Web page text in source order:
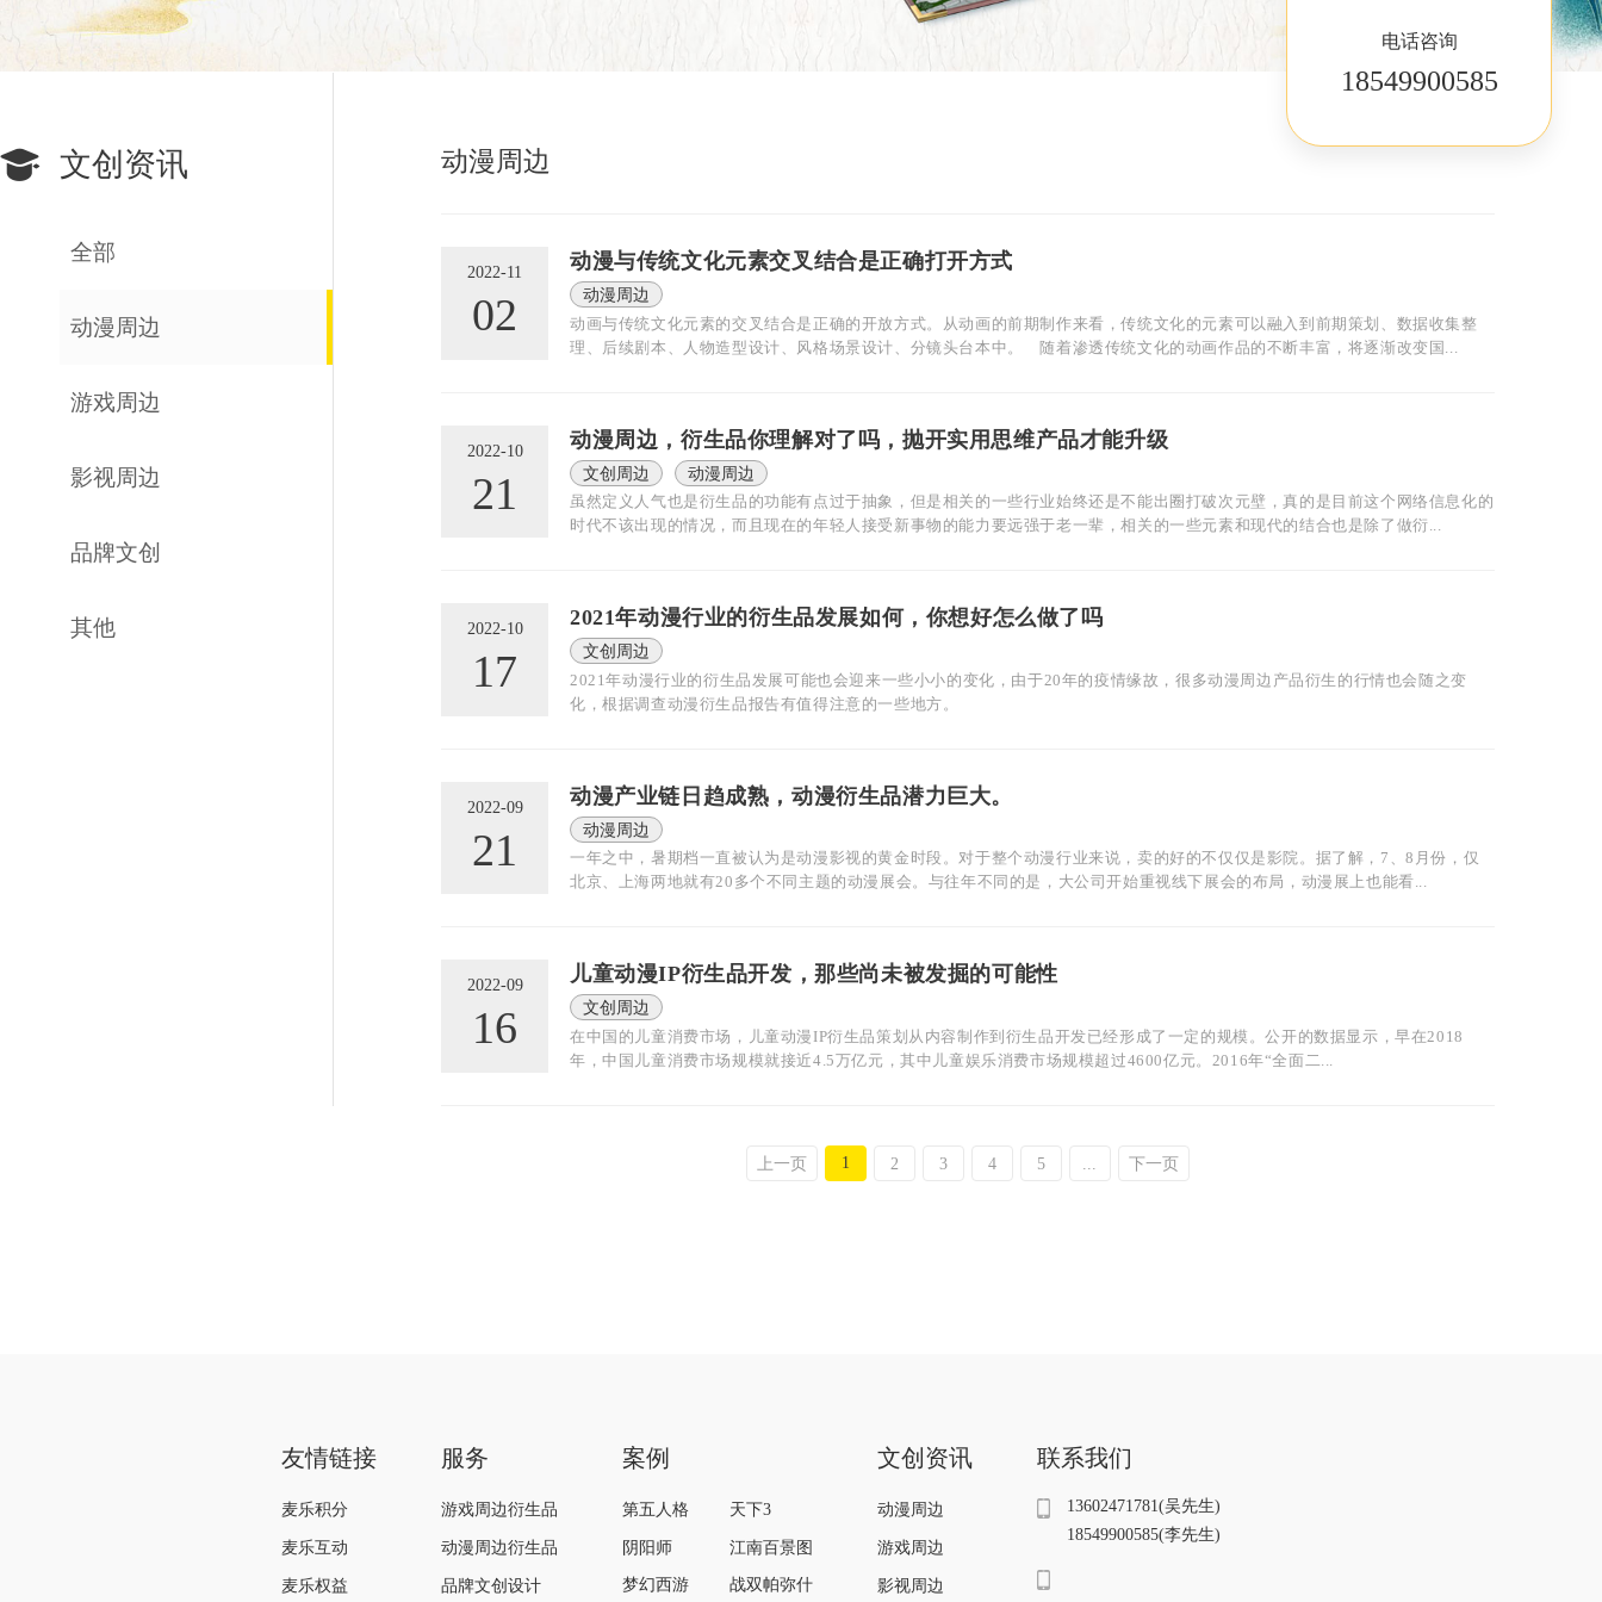
电话咨询
18549900585
文创资讯
全部
动漫周边
游戏周边
影视周边
品牌文创
其他
动漫周边
2022-11
02
动漫与传统文化元素交叉结合是正确打开方式
动漫周边
动画与传统文化元素的交叉结合是正确的开放方式。从动画的前期制作来看，传统文化的元素可以融入到前期策划、数据收集整
理、后续剧本、人物造型设计、风格场景设计、分镜头台本中。 随着渗透传统文化的动画作品的不断丰富，将逐渐改变国...
2022-10
21
动漫周边，衍生品你理解对了吗，抛开实用思维产品才能升级
文创周边 动漫周边
虽然定义人气也是衍生品的功能有点过于抽象，但是相关的一些行业始终还是不能出圈打破次元壁，真的是目前这个网络信息化的
时代不该出现的情况，而且现在的年轻人接受新事物的能力要远强于老一辈，相关的一些元素和现代的结合也是除了做衍...
2022-10
17
2021年动漫行业的衍生品发展如何，你想好怎么做了吗
文创周边
2021年动漫行业的衍生品发展可能也会迎来一些小小的变化，由于20年的疫情缘故，很多动漫周边产品衍生的行情也会随之变
化，根据调查动漫衍生品报告有值得注意的一些地方。
2022-09
21
动漫产业链日趋成熟，动漫衍生品潜力巨大。
动漫周边
一年之中，暑期档一直被认为是动漫影视的黄金时段。对于整个动漫行业来说，卖的好的不仅仅是影院。据了解，7、8月份，仅
北京、上海两地就有20多个不同主题的动漫展会。与往年不同的是，大公司开始重视线下展会的布局，动漫展上也能看...
2022-09
16
儿童动漫IP衍生品开发，那些尚未被发掘的可能性
文创周边
在中国的儿童消费市场，儿童动漫IP衍生品策划从内容制作到衍生品开发已经形成了一定的规模。公开的数据显示，早在2018
年，中国儿童消费市场规模就接近4.5万亿元，其中儿童娱乐消费市场规模超过4600亿元。2016年“全面二...
上一页 1 2 3 4 5 ... 下一页
友情链接
麦乐积分
麦乐互动
麦乐权益
服务
游戏周边衍生品
动漫周边衍生品
品牌文创设计
案例
第五人格
阴阳师
梦幻西游
天下3
江南百景图
战双帕弥什
文创资讯
动漫周边
游戏周边
影视周边
联系我们
13602471781(吴先生)
18549900585(李先生)